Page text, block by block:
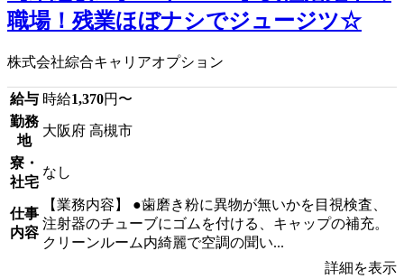
職場！残業ほぼナシでジュージツ☆
株式会社綜合キャリアオプション
給与 時給1,370円〜
勤務
地
大阪府 高槻市
寮・
社宅
なし
仕事
内容
【業務内容】 ●歯磨き粉に異物が無いかを目視検査、
注射器のチューブにゴムを付ける、キャップの補充。
クリーンルーム内綺麗で空調の聞い...
詳細を表示